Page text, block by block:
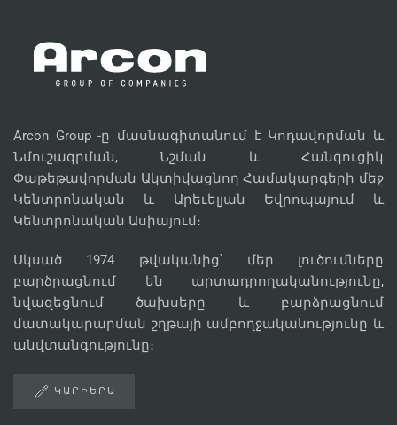
Arcon Group -ը մասնագիտանում է Կոդավորման և
Նմուշագրման, Նշման և Հանգուցիկ
Փաթեթավորման Ակտիվացնող Համակարգերի մեջ
Կենտրոնական և Արեւելյան Եվրոպայում և
Կենտրոնական Ասիայում։
Սկսած 1974 թվականից՝ մեր լուծումները
բարձրացնում են արտադրողականությունը,
նվազեցնում ծախսերը և բարձրացնում
մատակարարման շղթայի ամբողջականությունը և
անվտանգությունը։
ԿԱՐԻԵՐԱ